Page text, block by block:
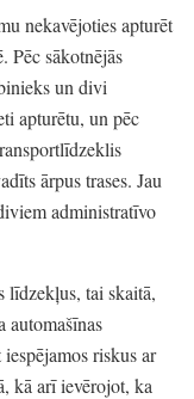
nekavējoties apturēt
Pēc sākotnējās
un divi
apturētu, un pēc
ārpus trases. Jau
administratīvo
līdzekļus, tai skaitā,
automašīnas
riskus ar
kā arī ievērojot, ka